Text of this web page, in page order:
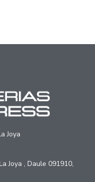
Joya
Joya , Daule 091910,